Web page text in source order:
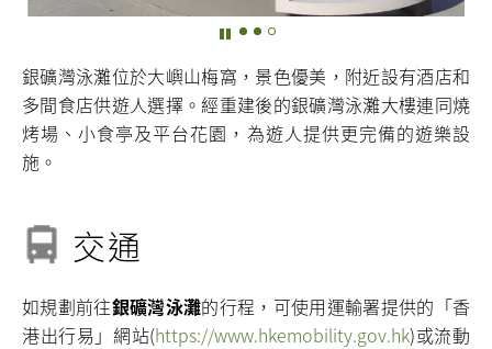
銀礦灣泳灘位於大嶼山梅窩，景色優美，附近設有酒店和
多間食店供遊人選擇。經重建後的銀礦灣泳灘大樓連同燒
烤場、小食亭及平台花園，為遊人提供更完備的遊樂設
施。
交通
如規劃前往銀礦灣泳灘的行程，可使用運輸署提供的「香
港出行易」網站(https://www.hkemobility.gov.hk)或流動